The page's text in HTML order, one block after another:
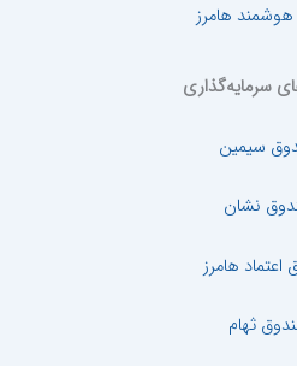
هامرز
سرمایه‌گذاری
سیمین
نشان
هامرز
ثهام